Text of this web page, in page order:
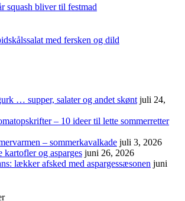
squash bliver til festmad
med fersken og dild
… supper, salater og andet skønt juli 24,
– 10 ideer til lette sommerretter
– sommerkavalkade juli 3, 2026
kartofler og asparges juni 26, 2026
lækker afsked med aspargessæsonen juni